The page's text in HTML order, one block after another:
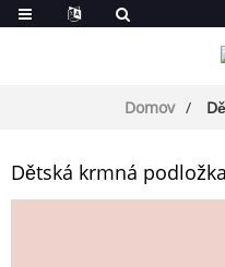
Domov
Dětská krmná podložka